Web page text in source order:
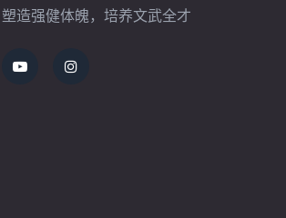
造强健体魄，培养文武全才